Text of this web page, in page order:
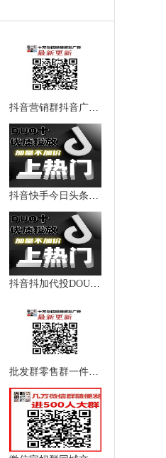
抖音营销群抖音广告群抖音推广群抖音人脉群微信群二维码大全
抖音快手今日头条西瓜视频加粉涨粉点赞播放量上热门提升热度
抖音抖加代投DOU+热门dou上热门抖y音快速上热门图文图集推送投放
批发群零售群一件代发群货源加盟群代理群微信群二维码大全